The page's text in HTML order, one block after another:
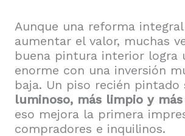
Aunque una reforma
aumentar el valor, muchas
buena pintura interior logra
enorme con una inversión
baja. Un piso recién pintado
luminoso, más limpio y
eso mejora la primera
compradores e inquilinos.